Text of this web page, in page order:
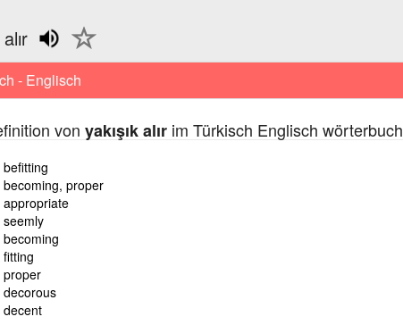
- Englisch
von yakışık alırim Türkisch Englisch wörterbuch
befitting
becoming, proper
appropriate
seemly
becoming
fitting
proper
decorous
decent